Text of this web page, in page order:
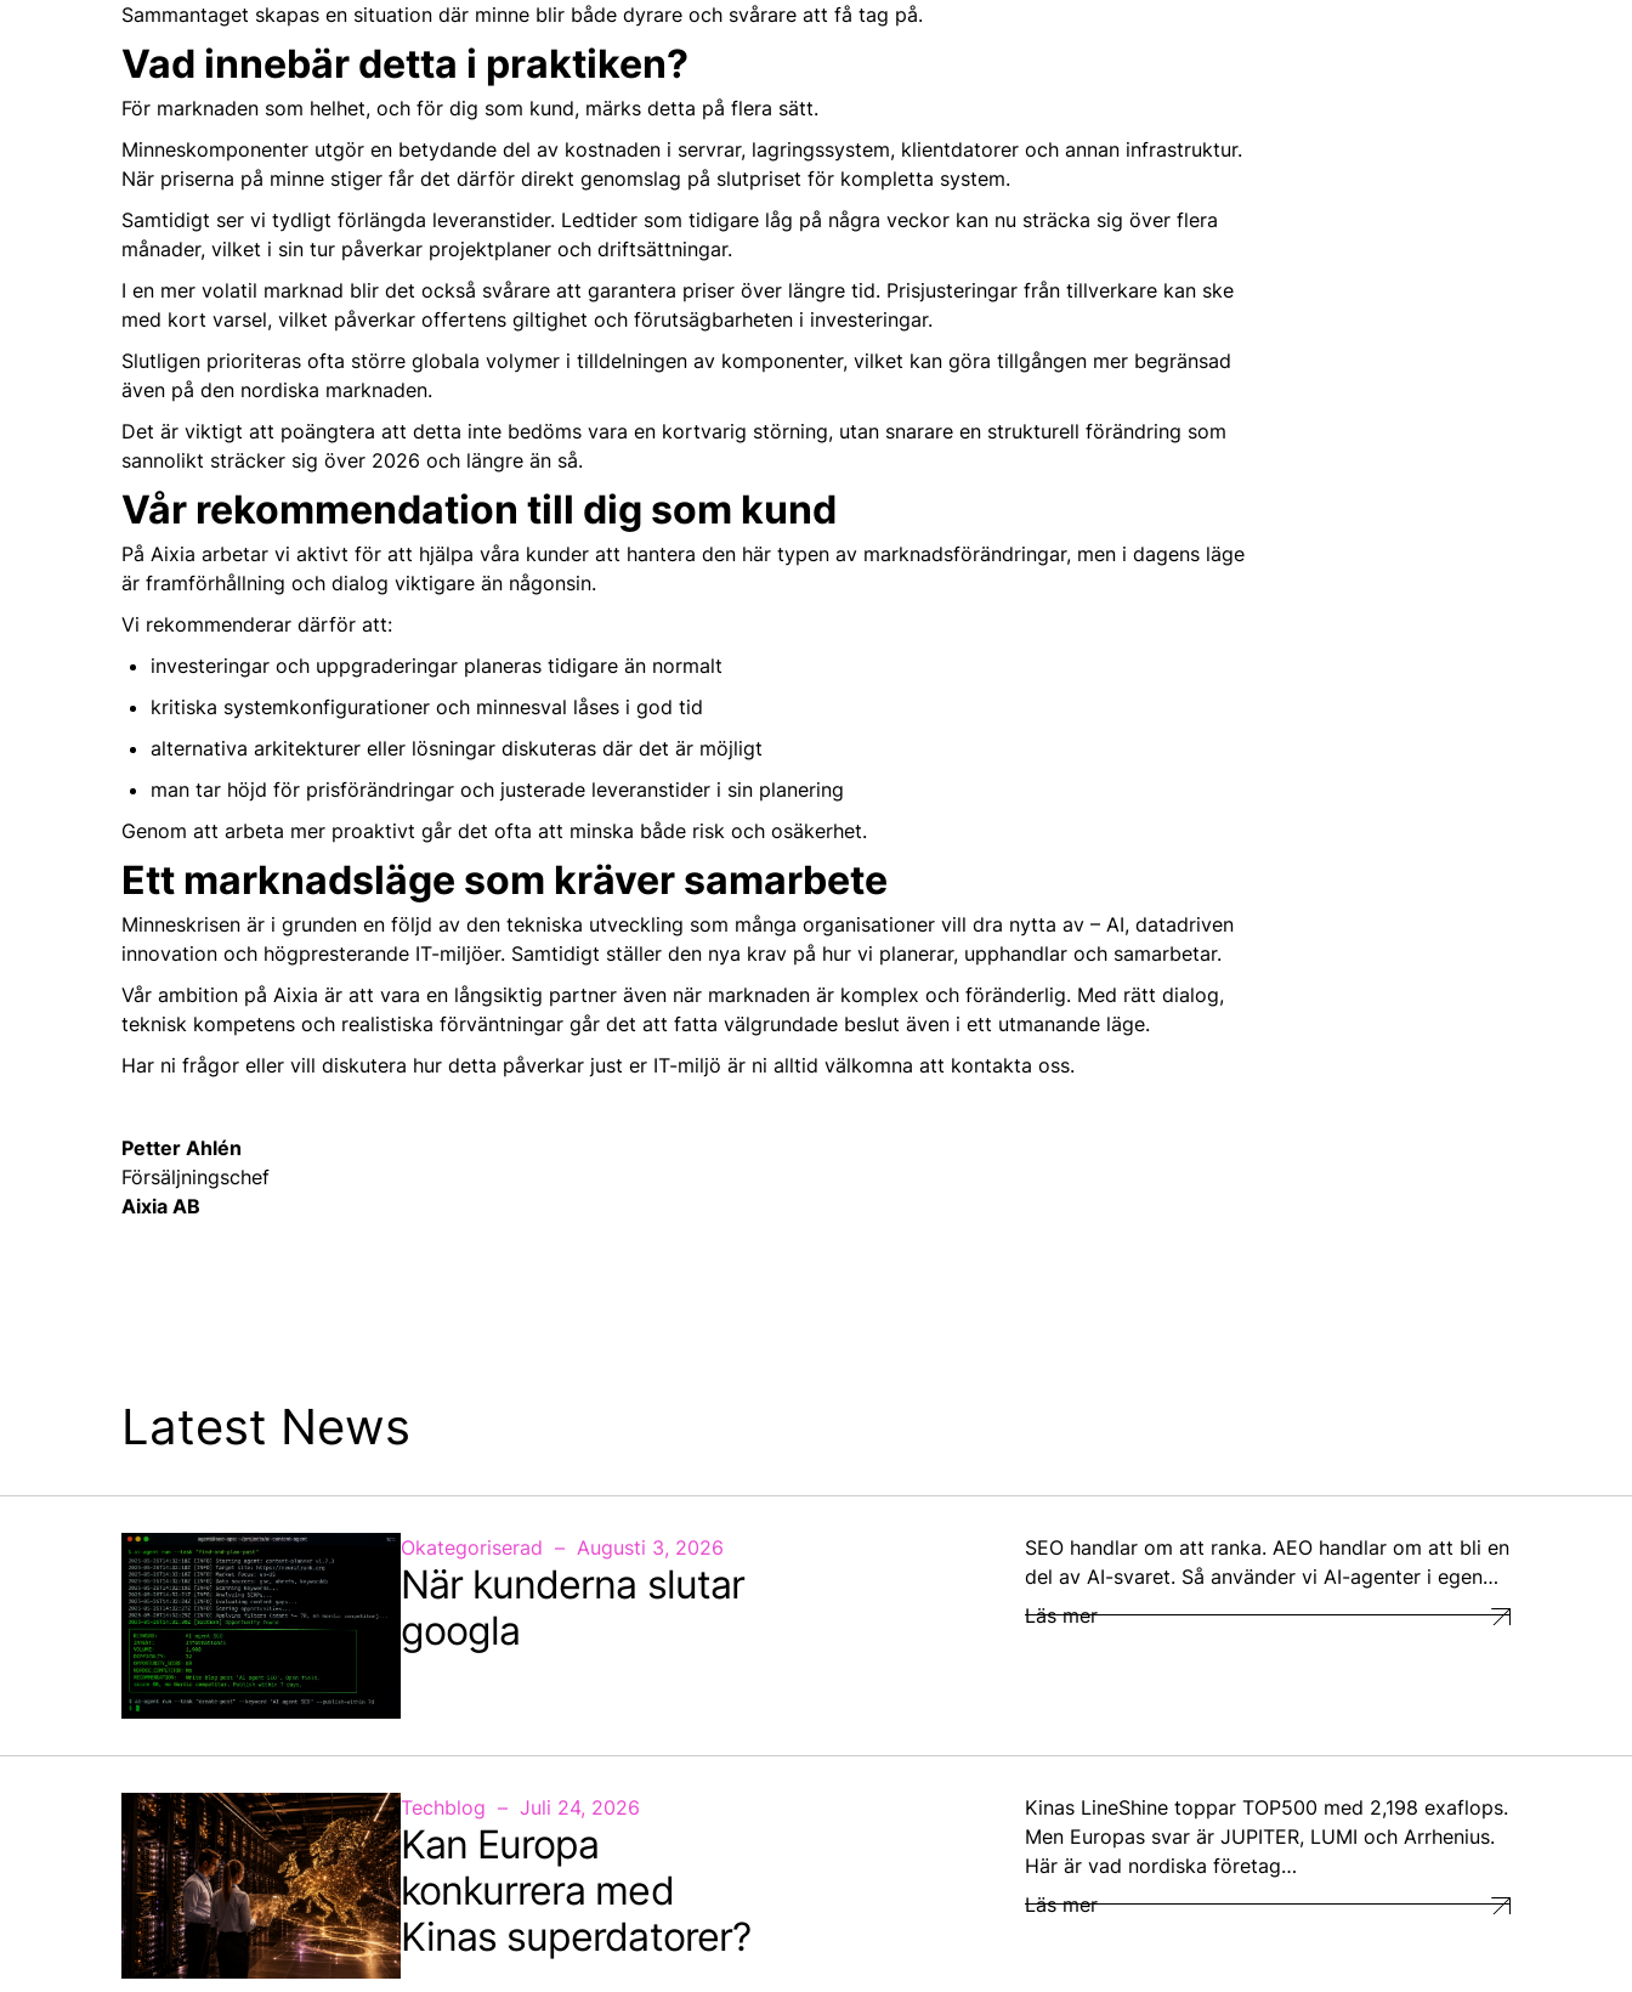
Sammantaget skapas en situation där minne blir både dyrare och svårare att få tag på.
Vad innebär detta i praktiken?
För marknaden som helhet, och för dig som kund, märks detta på flera sätt.
Minneskomponenter utgör en betydande del av kostnaden i servrar, lagringssystem, klientdatorer och annan infrastruktur.
När priserna på minne stiger får det därför direkt genomslag på slutpriset för kompletta system.
Samtidigt ser vi tydligt förlängda leveranstider. Ledtider som tidigare låg på några veckor kan nu sträcka sig över flera
månader, vilket i sin tur påverkar projektplaner och driftsättningar.
I en mer volatil marknad blir det också svårare att garantera priser över längre tid. Prisjusteringar från tillverkare kan ske
med kort varsel, vilket påverkar offertens giltighet och förutsägbarheten i investeringar.
Slutligen prioriteras ofta större globala volymer i tilldelningen av komponenter, vilket kan göra tillgången mer begränsad
även på den nordiska marknaden.
Det är viktigt att poängtera att detta inte bedöms vara en kortvarig störning, utan snarare en strukturell förändring som
sannolikt sträcker sig över 2026 och längre än så.
Vår rekommendation till dig som kund
På Aixia arbetar vi aktivt för att hjälpa våra kunder att hantera den här typen av marknadsförändringar, men i dagens läge
är framförhållning och dialog viktigare än någonsin.
Vi rekommenderar därför att:
investeringar och uppgraderingar planeras tidigare än normalt
kritiska systemkonfigurationer och minnesval låses i god tid
alternativa arkitekturer eller lösningar diskuteras där det är möjligt
man tar höjd för prisförändringar och justerade leveranstider i sin planering
Genom att arbeta mer proaktivt går det ofta att minska både risk och osäkerhet.
Ett marknadsläge som kräver samarbete
Minneskrisen är i grunden en följd av den tekniska utveckling som många organisationer vill dra nytta av – AI, datadriven
innovation och högpresterande IT-miljöer. Samtidigt ställer den nya krav på hur vi planerar, upphandlar och samarbetar.
Vår ambition på Aixia är att vara en långsiktig partner även när marknaden är komplex och föränderlig. Med rätt dialog,
teknisk kompetens och realistiska förväntningar går det att fatta välgrundade beslut även i ett utmanande läge.
Har ni frågor eller vill diskutera hur detta påverkar just er IT-miljö är ni alltid välkomna att kontakta oss.
Petter Ahlén
Försäljningschef
Aixia AB
Latest News
Okategoriserad Augusti 3, 2026
När kunderna slutar
googla
SEO handlar om att ranka. AEO handlar om att bli en
del av AI-svaret. Så använder vi AI-agenter i egen…
Läs mer
Techblog Juli 24, 2026
Kan Europa
konkurrera med
Kinas superdatorer?
Kinas LineShine toppar TOP500 med 2,198 exaflops.
Men Europas svar är JUPITER, LUMI och Arrhenius.
Här är vad nordiska företag…
Läs mer